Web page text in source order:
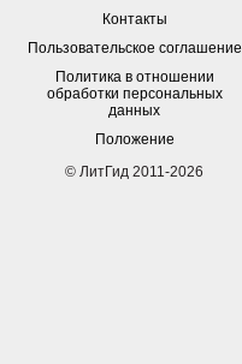
Контакты
Пользовательское соглашение
Политика в отношении
обработки персональных
данных
Положение
© ЛитГид 2011-2026